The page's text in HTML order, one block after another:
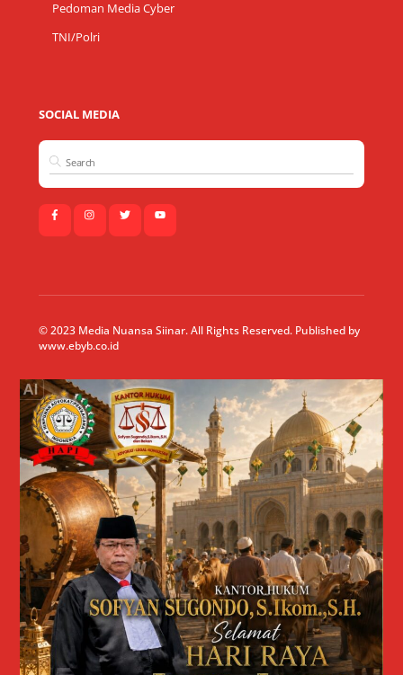
Pedoman Media Cyber
TNI/Polri
SOCIAL MEDIA
© 2023 Media Nuansa Siinar. All Rights Reserved. Published by
www.ebyb.co.id